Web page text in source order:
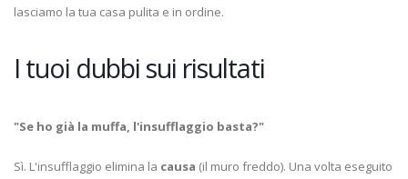
lasciamo la tua casa pulita e in ordine.
I tuoi dubbi sui risultati
"Se ho già la muffa, l'insufflaggio basta?"
Sì. L'insufflaggio elimina la causa (il muro freddo). Una volta eseguito